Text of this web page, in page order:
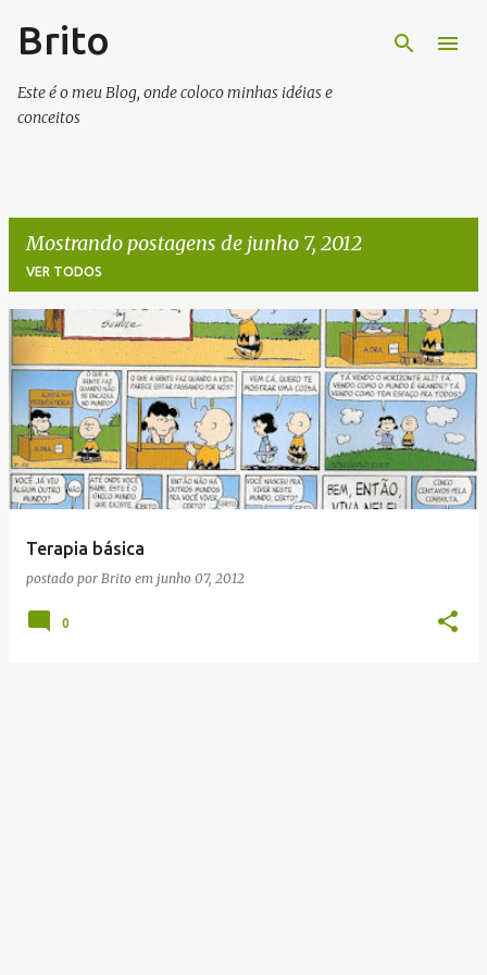
Brito
Este é o meu Blog, onde coloco minhas idéias e
conceitos
Mostrando postagens de junho 7, 2012
VER TODOS
P
o
t
a
g
Terapia básica
postado por Brito em junho 07, 2012
0